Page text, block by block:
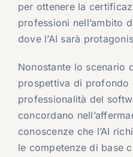
per ottenere la
professioni nell’ambito
dove l’AI sarà
Nonostante lo scenario
prospettiva di profondo
professionalità del
concordano
conoscenze che l’AI
le competenze di base